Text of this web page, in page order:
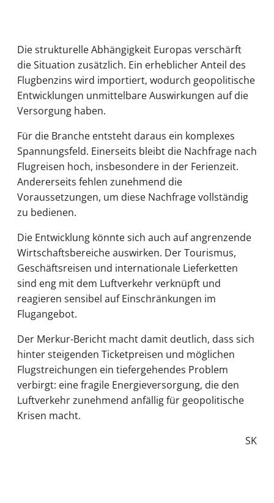
Die strukturelle Abhängigkeit Europas verschärft
die Situation zusätzlich. Ein erheblicher Anteil des
Flugbenzins wird importiert, wodurch geopolitische
Entwicklungen unmittelbare Auswirkungen auf die
Versorgung haben.
Für die Branche entsteht daraus ein komplexes
Spannungsfeld. Einerseits bleibt die Nachfrage nach
Flugreisen hoch, insbesondere in der Ferienzeit.
Andererseits fehlen zunehmend die
Voraussetzungen, um diese Nachfrage vollständig
zu bedienen.
Die Entwicklung könnte sich auch auf angrenzende
Wirtschaftsbereiche auswirken. Der Tourismus,
Geschäftsreisen und internationale Lieferketten
sind eng mit dem Luftverkehr verknüpft und
reagieren sensibel auf Einschränkungen im
Flugangebot.
Der Merkur-Bericht macht damit deutlich, dass sich
hinter steigenden Ticketpreisen und möglichen
Flugstreichungen ein tiefergehendes Problem
verbirgt: eine fragile Energieversorgung, die den
Luftverkehr zunehmend anfällig für geopolitische
Krisen macht.
SK